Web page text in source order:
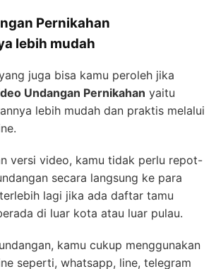
Pernikahan
lebih mudah
juga bisa kamu peroleh jika
Undangan Pernikahan yaitu
lebih mudah dan praktis melalui
versi video, kamu tidak perlu repot-
secara langsung ke para
lagi jika ada daftar tamu
di luar kota atau luar pulau.
kamu cukup menggunakan
seperti, whatsapp, line, telegram